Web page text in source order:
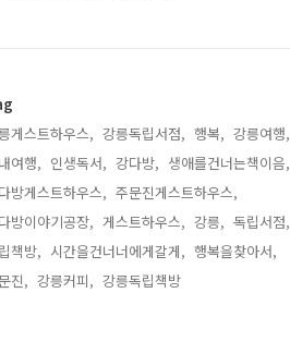
게스트하우스, 강릉독립서점, 행복, 강릉여행,
여행, 인생독서, 강다방, 생애를건너는책이음,
방게스트하우스, 주문진게스트하우스,
방이야기공장, 게스트하우스, 강릉, 독립서점,
책방, 시간을건너너에게갈게, 행복을찾아서,
진, 강릉커피, 강릉독립책방,